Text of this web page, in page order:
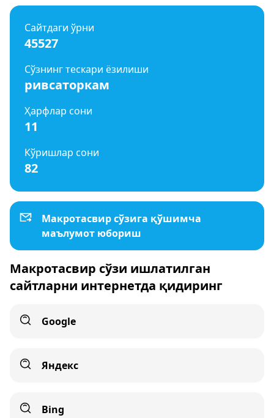
Сайтдаги ўрни
45527
Сўзнинг тескари ёзилиши
ривсаторкам
Ҳарфлар сони
11
Кўришлар сони
82
Макротасвир сўзига қўшимча
маълумот юбориш
Макротасвир сўзи ишлатилган
сайтларни интернетда қидиринг
Google
Яндекс
Bing